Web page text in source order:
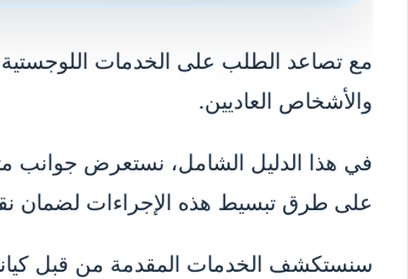
مع تصاعد الطلب على الخدمات اللوجستية
والأشخاص العاديين.
في هذا الدليل الشامل، نستعرض جوانب
على طرق تبسيط هذه الإجراءات لضمان
سنستكشف الخدمات المقدمة من قبل كيانات